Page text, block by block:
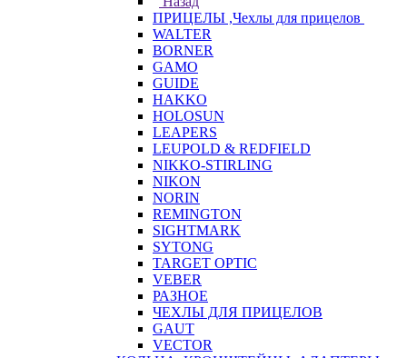
ПРИЦЕЛЫ ,Чехлы для прицелов
WALTER
BORNER
GAMO
GUIDE
HAKKO
HOLOSUN
LEAPERS
LEUPOLD & REDFIELD
NIKKO-STIRLING
NIKON
NORIN
REMINGTON
SIGHTMARK
SYTONG
TARGET OPTIC
VEBER
РАЗНОЕ
ЧЕХЛЫ ДЛЯ ПРИЦЕЛОВ
GAUT
VECTOR